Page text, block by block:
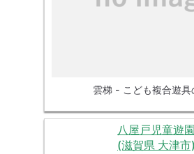
雲梯 - こども複合遊具
八屋戸児童遊園
(滋賀県 大津市)